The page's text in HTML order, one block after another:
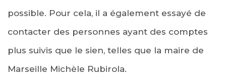
possible. Pour cela, il a également essayé de
contacter des personnes ayant des comptes
plus suivis que le sien, telles que la maire de
Marseille Michèle Rubirola.